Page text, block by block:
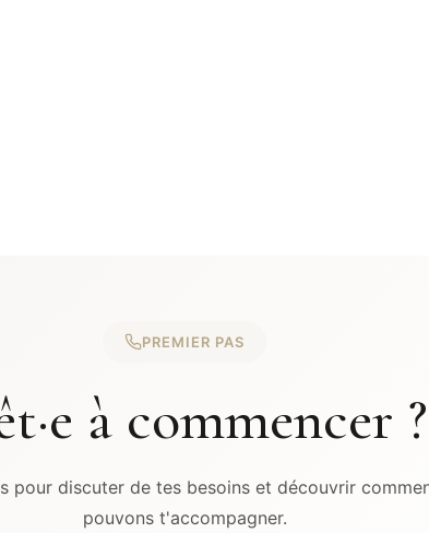
PREMIER PAS
à commencer ?
pour discuter de tes besoins et découvrir
pouvons t'accompagner.